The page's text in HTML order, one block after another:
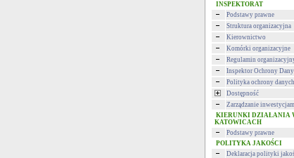
INSPEKTORAT
Podstawy prawne
Struktura organizacyjna
Kierownictwo
Komórki organizacyjne
Regulamin
Inspektor Ochrony
Polityka ochrony
Dostępność
Zarządzanie
KIERUNKI DZIAŁANIA
KATOWICACH
Podstawy prawne
POLITYKA JAKOŚCI
Deklaracja polityki